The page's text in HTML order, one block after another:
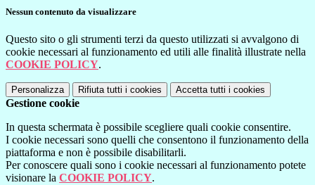
Nessun contenuto da visualizzare
Questo sito o gli strumenti terzi da questo utilizzati si avvalgono di
cookie necessari al funzionamento ed utili alle finalità illustrate nella
COOKIE POLICY.
Personalizza Rifiuta tutti i cookies Accetta tutti i cookies
Gestione cookie
In questa schermata è possibile scegliere quali cookie consentire.
I cookie necessari sono quelli che consentono il funzionamento della
piattaforma e non è possibile disabilitarli.
Per conoscere quali sono i cookie necessari al funzionamento potete
visionare la COOKIE POLICY.